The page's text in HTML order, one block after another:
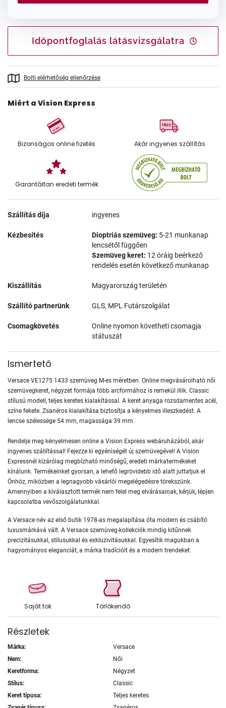
Időpontfoglalás látásvizsgálatra
Bolti elérhetőség ellenőrzése
Miért a Vision Express
Bizonságos online fizetés Akár ingyenes szállítás
Garantáltan eredeti termék
Szállítás díja ingyenes
Kézbesítés Dioptriás szemüveg: 5-21 munkanap
lencsétől függően
Szemüveg keret: 12 óráig beérkező
rendelés esetén következő munkanap
Kiszállítás Magyarország területén
Szállító partnerünk GLS, MPL Futárszolgálat
Csomagkövetés
Online nyomon követheti csomagja
státuszát
Ismertető
Versace VE1275 1433 szemüveg M-es méretben. Online megvásárolható női
szemüvegkeret, négyzet formája több arcformához is remekül illik. Classic
stílusú modell, teljes keretes kialakítással. A keret anyaga rozsdamentes acél,
színe fekete. Zsanéros kialakítása biztosítja a kényelmes illeszkedést. A
lencse szélessége 54 mm, magassága 39 mm.
Rendelje meg kényelmesen online a Vision Express webáruházából, akár
ingyenes szállítással! Fejezze ki egyéniségét új szemüvegével! A Vision
Expressnél kizárólag megbízható minőségű, eredeti márkatermékeket
kínálunk. Termékeinket gyorsan, a lehető legrövidebb idő alatt juttatjuk el
Önhöz, miközben a legnagyobb vásárlói megelégedésre törekszünk.
Amennyiben a kiválasztott termék nem felel meg elvárásainak, kérjük, lépjen
kapcsolatba vevőszolgálatunkkal.
A Versace név az első butik 1978-as megalapítása óta modern és csábító
luxusmárkává vált. A Versace szemüveg-kollekciók mindig kitűnnek
precizitásukkal, stílusukkal és exkluzivitásukkal. Egyesítik magukban a
hagyományos eleganciát, a márka tradícióit és a modern trendeket.
Saját tok Törlőkendő
Részletek
Márka:
Versace
Nem:
Női
Keretforma:
Négyzet
Stílus:
Classic
Keret típusa:
Teljes keretes